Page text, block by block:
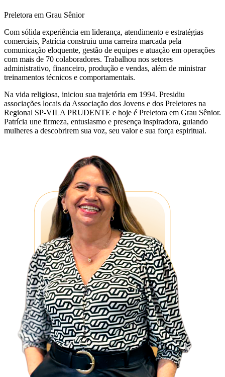
Preletora em Grau Sênior
Com sólida experiência em liderança, atendimento e estratégias
comerciais, Patrícia construiu uma carreira marcada pela
comunicação eloquente, gestão de equipes e atuação em operações
com mais de 70 colaboradores. Trabalhou nos setores
administrativo, financeiro, produção e vendas, além de ministrar
treinamentos técnicos e comportamentais.
Na vida religiosa, iniciou sua trajetória em 1994. Presidiu
associações locais da Associação dos Jovens e dos Preletores na
Regional SP-VILA PRUDENTE e hoje é Preletora em Grau Sênior.
Patrícia une firmeza, entusiasmo e presença inspiradora, guiando
mulheres a descobrirem sua voz, seu valor e sua força espiritual.